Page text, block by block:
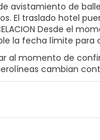
avistamiento de
El traslado hotel
Desde
la fecha límite para
al momento de
cambian